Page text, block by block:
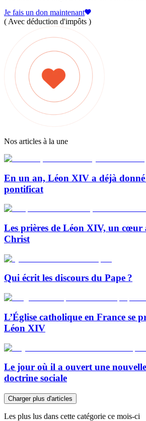
Je fais un don maintenant
( Avec déduction d'impôts )
Nos articles à la une
En un an, Léon XIV a déjà donné
pontificat
Les prières de Léon XIV, un cœur
Christ
Qui écrit les discours du Pape ?
L’Église catholique en France se
Léon XIV
Le jour où il a ouvert une
doctrine sociale
Charger plus d'articles
Les plus lus dans cette catégorie ce mois-ci